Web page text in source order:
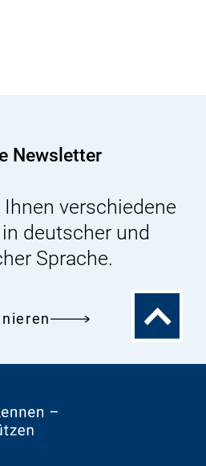
Newsletter
Ihnen verschiedene
deutscher und
Sprache.
Zum